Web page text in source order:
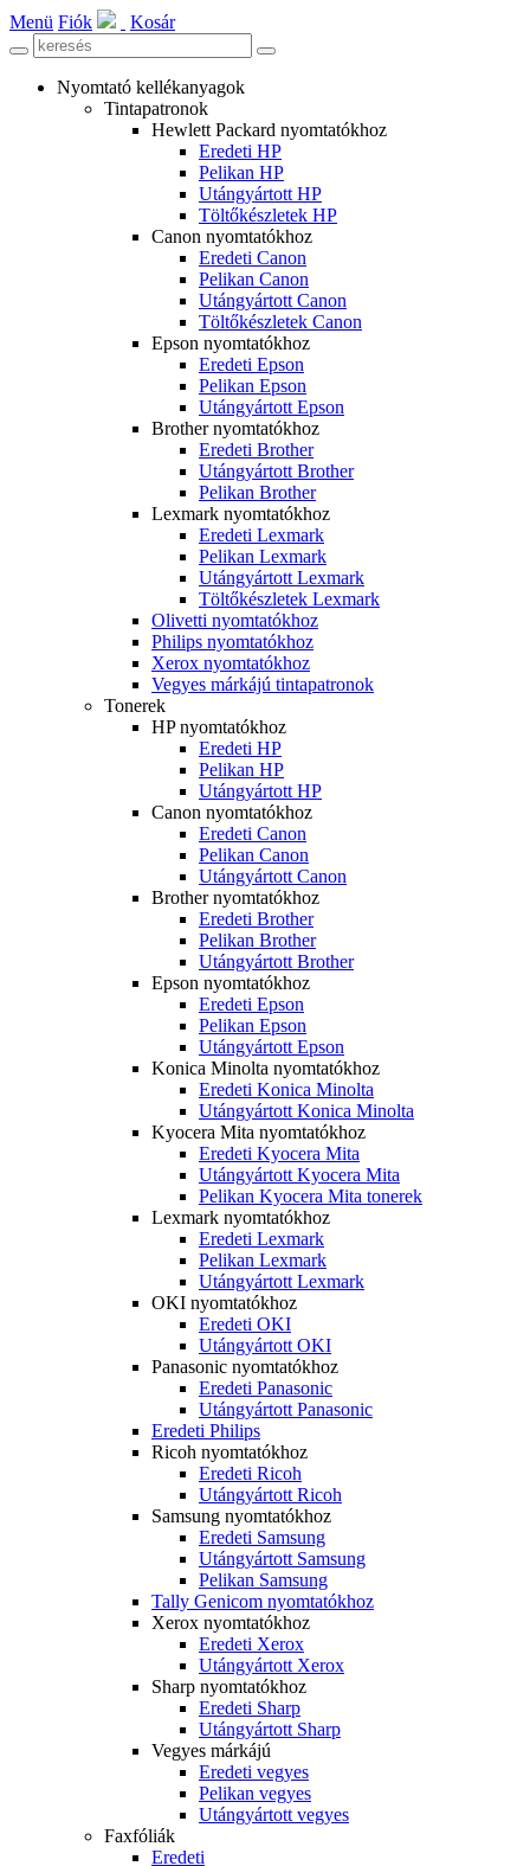
Menü Fiók Kosár
Nyomtató kellékanyagok
Tintapatronok
Hewlett Packard nyomtatókhoz
Eredeti HP
Pelikan HP
Utángyártott HP
Töltőkészletek HP
Canon nyomtatókhoz
Eredeti Canon
Pelikan Canon
Utángyártott Canon
Töltőkészletek Canon
Epson nyomtatókhoz
Eredeti Epson
Pelikan Epson
Utángyártott Epson
Brother nyomtatókhoz
Eredeti Brother
Utángyártott Brother
Pelikan Brother
Lexmark nyomtatókhoz
Eredeti Lexmark
Pelikan Lexmark
Utángyártott Lexmark
Töltőkészletek Lexmark
Olivetti nyomtatókhoz
Philips nyomtatókhoz
Xerox nyomtatókhoz
Vegyes márkájú tintapatronok
Tonerek
HP nyomtatókhoz
Eredeti HP
Pelikan HP
Utángyártott HP
Canon nyomtatókhoz
Eredeti Canon
Pelikan Canon
Utángyártott Canon
Brother nyomtatókhoz
Eredeti Brother
Pelikan Brother
Utángyártott Brother
Epson nyomtatókhoz
Eredeti Epson
Pelikan Epson
Utángyártott Epson
Konica Minolta nyomtatókhoz
Eredeti Konica Minolta
Utángyártott Konica Minolta
Kyocera Mita nyomtatókhoz
Eredeti Kyocera Mita
Utángyártott Kyocera Mita
Pelikan Kyocera Mita tonerek
Lexmark nyomtatókhoz
Eredeti Lexmark
Pelikan Lexmark
Utángyártott Lexmark
OKI nyomtatókhoz
Eredeti OKI
Utángyártott OKI
Panasonic nyomtatókhoz
Eredeti Panasonic
Utángyártott Panasonic
Eredeti Philips
Ricoh nyomtatókhoz
Eredeti Ricoh
Utángyártott Ricoh
Samsung nyomtatókhoz
Eredeti Samsung
Utángyártott Samsung
Pelikan Samsung
Tally Genicom nyomtatókhoz
Xerox nyomtatókhoz
Eredeti Xerox
Utángyártott Xerox
Sharp nyomtatókhoz
Eredeti Sharp
Utángyártott Sharp
Vegyes márkájú
Eredeti vegyes
Pelikan vegyes
Utángyártott vegyes
Faxfóliák
Eredeti